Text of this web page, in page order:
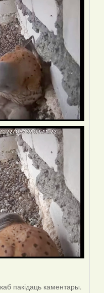
каб пакідаць каментары.